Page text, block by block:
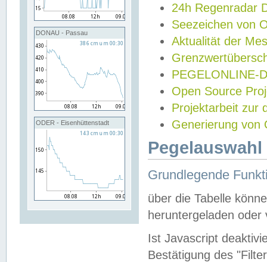
DONAU - Passau
ODER - Eisenhüttenstadt
24h Regenradar
Seezeichen von
Aktualität der
PEGELONLINE-
Open Source
Projektarbeit zur
Generierung von
Grundlegende
über die Tabelle
heruntergeladen oder
Ist Javascript
Bestätigung des